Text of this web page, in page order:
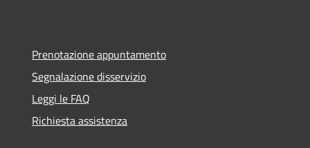
Prenotazione appuntamento
Segnalazione disservizio
Leggi le FAQ
Richiesta assistenza